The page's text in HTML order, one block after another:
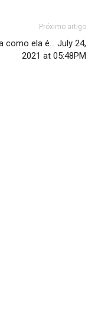
Próximo artigo
como ela é… July 24,
2021 at 05:48PM